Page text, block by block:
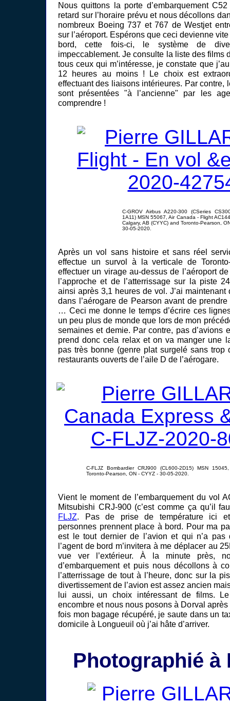
Nous quittons la porte d’embarquement
retard sur l’horaire prévu et nous décollons
nombreux Boeing 737 et 767 de Westjet
sur l’aéroport. Espérons que ceci devienne
bord, cette fois-ci, le système de
impeccablement. Je consulte la liste des films
tous ceux qui m’intéresse, je constate que
12 heures au moins ! Le choix est
effectuant des liaisons intérieures. Par contre,
sont présentées "à l’ancienne" par les
comprendre !
C-GROV Airbus A220-300 (CSeries
1A11) MSN 55067, Air Canada - Flight
Calgary, AB (CYYC) and Toronto-Pearson,
30-05-2020.
Après un vol sans histoire et sans réel
effectue un survol à la verticale de
effectuer un virage au-dessus de l’aéroport
l’approche et de l’atterrissage sur la piste
ainsi après 3,1 heures de vol. J’ai maintenant
dans l’aérogare de Pearson avant de
… Ceci me donne le temps d’écrire ces
un peu plus de monde que lors de mon
semaines et demie. Par contre, pas
prend donc cela relax et on va manger une
pas très bonne (genre plat surgelé sans trop
restaurants ouverts de l’aile D de l’aérogare.
C-FLJZ Bombardier CRJ900 (CL600-2D15) MSN
Toronto-Pearson, ON - CYYZ - 30-05-2020.
Vient le moment de l’embarquement du vol
Mitsubishi CRJ-900 (c’est comme ça qu’il
FLJZ. Pas de prise de température ici et
personnes prennent place à bord. Pour ma
est le tout dernier de l’avion et qui n’a pas
l’agent de bord m’invitera à me déplacer au
vue ver l’extérieur. À la minute près,
d’embarquement et puis nous décollons à
l’atterrissage de tout à l’heure, donc sur la
divertissement de l’avion est assez ancien
lui aussi, un choix intéressant de films.
encombre et nous nous posons à Dorval
fois mon bagage récupéré, je saute dans un
domicile à Longueuil où j’ai hâte d’arriver.
Photographié à